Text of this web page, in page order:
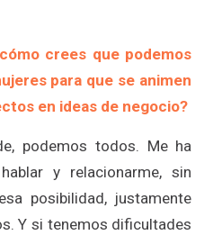
crees que podemos
para que se animen
en ideas de negocio?
podemos todos. Me ha
y relacionarme, sin
posibilidad, justamente
Y si tenemos dificultades